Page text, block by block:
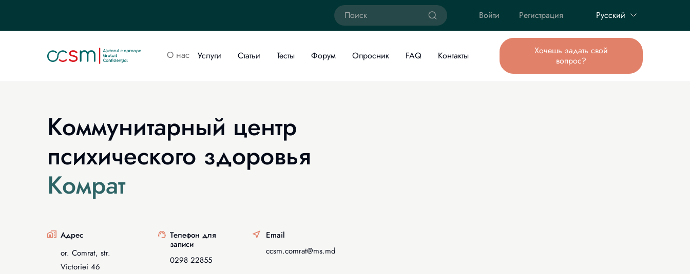
Войти Регистрация Русский
О нас Услуги Статьи Тесты Форум Опросник FAQ Контакты
Хочешь задать свой
вопрос?
Коммунитарный центр
психического здоровья
Комрат
Адрес
or. Comrat, str.
Victoriei 46
Телефон для
записи
0298 22855
Email
ccsm.comrat@ms.md